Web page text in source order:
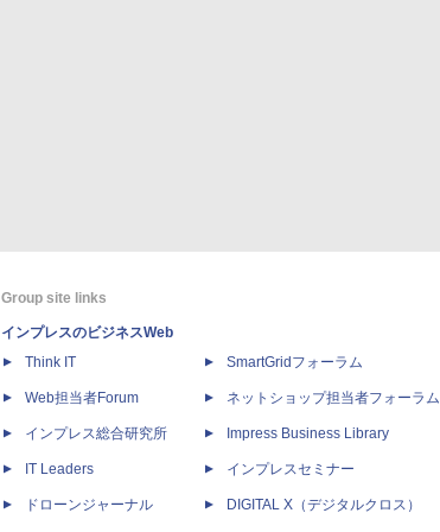
Group site links
インプレスのビジネスWeb
Think IT
Web担当者Forum
インプレス総合研究所
IT Leaders
ドローンジャーナル
SmartGridフォーラム
ネットショップ担当者フォーラム
Impress Business Library
インプレスセミナー
DIGITAL X（デジタルクロス）